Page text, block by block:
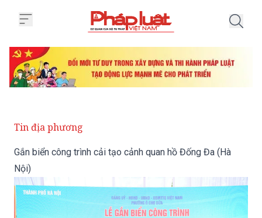
Tin địa phương
Gắn biển công trình cải tạo cảnh quan hồ Đống Đa (Hà
Nội)